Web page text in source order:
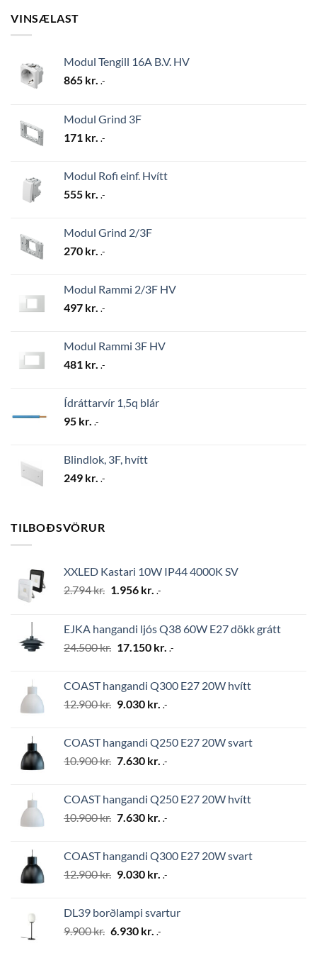
VINSÆLAST
Modul Tengill 16A B.V. HV
865 kr. .-
Modul Grind 3F
171 kr. .-
Modul Rofi einf. Hvítt
555 kr. .-
Modul Grind 2/3F
270 kr. .-
Modul Rammi 2/3F HV
497 kr. .-
Modul Rammi 3F HV
481 kr. .-
Ídráttarvír 1,5q blár
95 kr. .-
Blindlok, 3F, hvítt
249 kr. .-
TILBOÐSVÖRUR
XXLED Kastari 10W IP44 4000K SV
2.794kr. Original
2.794 kr..
1.956 kr. Current
1.956 kr..
.-
EJKA hangandi ljós Q38 60W E27 dökk grátt
24.500kr. Original
24.500 kr..
17.150 kr. Current
17.150 kr..
.-
COAST hangandi Q300 E27 20W hvítt
12.900kr. Original
12.900 kr..
9.030 kr. Current
9.030 kr..
.-
COAST hangandi Q250 E27 20W svart
10.900kr. Original
10.900 kr..
7.630 kr. Current
7.630 kr..
.-
COAST hangandi Q250 E27 20W hvítt
10.900kr. Original
10.900 kr..
7.630 kr. Current
7.630 kr..
.-
COAST hangandi Q300 E27 20W svart
12.900kr. Original
12.900 kr..
9.030 kr. Current
9.030 kr..
.-
DL39 borðlampi svartur
9.900kr. Original
6.930 kr. Current
.-